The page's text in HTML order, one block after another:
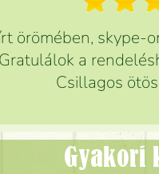
örömében,
a
Csillagos
Gyakori